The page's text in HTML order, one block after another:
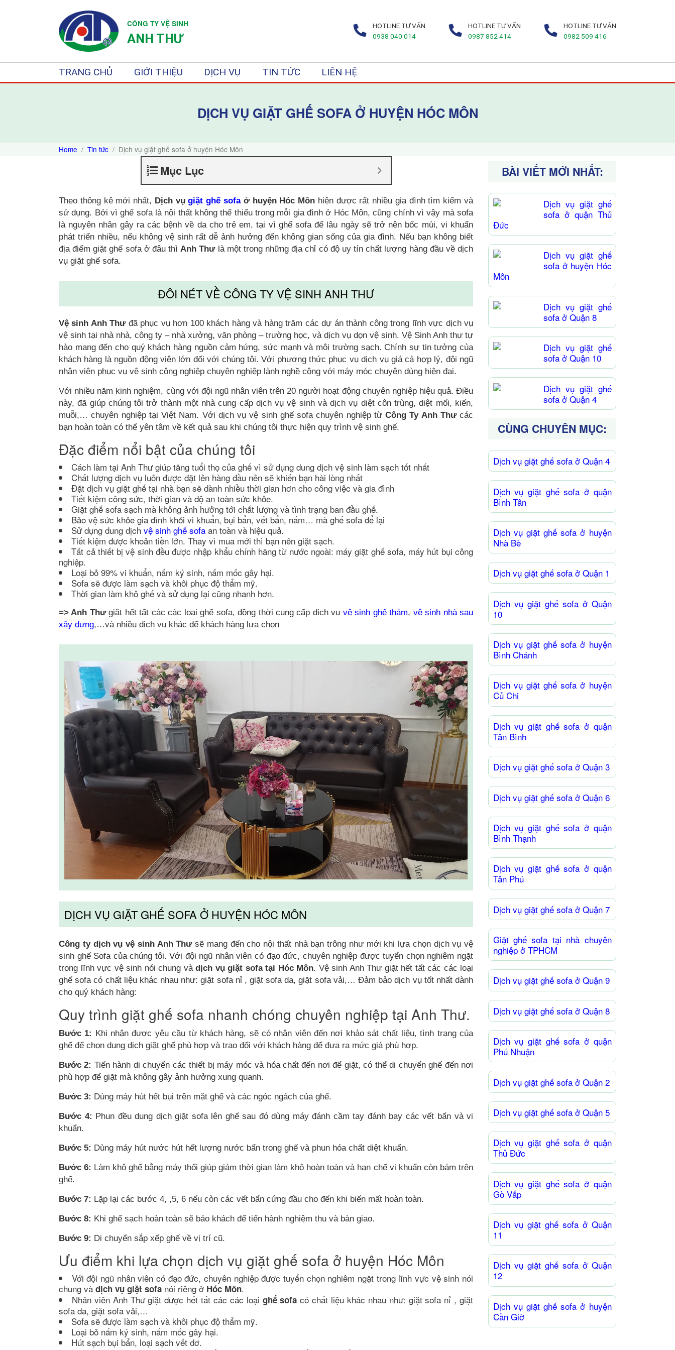
CÔNG TY VỆ SINH
ANH THƯ
HOTLINE TƯ VẤN
0938 040 014
HOTLINE TƯ VẤN
0987 852 414
HOTLINE TƯ VẤN
0982 509 416
TRANG CHỦ GIỚI THIỆU DỊCH VỤ TIN TỨC LIÊN HỆ
DỊCH VỤ GIẶT GHẾ SOFA Ở HUYỆN HÓC MÔN
Home Tin tức Dịch vụ giặt ghế sofa ở huyện Hóc Môn
Mục Lục
Theo thông kê mới nhất, Dịch vụgiặt ghế sofaở huyện Hóc Môn hiện được rất nhiều gia đình tìm kiếm và
sử dụng. Bởi vì ghế sofa là nội thất không thể thiếu trong mỗi gia đình ở Hóc Môn, cũng chính vì vậy mà sofa
là nguyên nhân gây ra các bệnh về da cho trẻ em, tại vì ghế sofa để lâu ngày sẽ trở nên bốc mùi, vi khuẩn
phát triển nhiều, nếu không vệ sinh rất dễ ảnh hưởng đến không gian sống của gia đình. Nếu bạn không biết
địa điểm giặt ghế sofa ở đâu thì Anh Thưlà một trong những địa chỉ có độ uy tín chất lượng hàng đầu về dịch
vụ giặt ghế sofa.
ĐÔI NÉT VỀ CÔNG TY VỆ SINH ANH THƯ
Vệ sinh Anh Thưđã phục vụ hơn 100 khách hàng và hàng trăm các dự án thành công trong lĩnh vực dịch vụ
vệ sinh tại nhà nhà, công ty – nhà xưởng, văn phòng – trường học, và dịch vụ dọn vệ sinh. Vệ Sinh Anh thư tự
hào mang đến cho quý khách hàng nguồn cảm hứng, sức mạnh và môi trường sạch. Chính sự tin tưởng của
khách hàng là nguồn động viên lớn đối với chúng tôi. Với phương thức phục vụ dịch vụ giá cả hợp lý, đội ngũ
nhân viên phục vụ vệ sinh công nghiệp chuyên nghiệp lành nghề cộng với máy móc chuyên dùng hiện đại.
Với nhiều năm kinh nghiệm, cùng với đội ngũ nhân viên trên 20 người hoạt động chuyên nghiệp hiệu quả. Điều
này, đã giúp chúng tôi trở thành một nhà cung cấp dịch vụ vệ sinh và dịch vụ diệt côn trùng, diệt mối, kiến,
muỗi,… chuyên nghiệp tại Việt Nam. Với dịch vụ vệ sinh ghế sofa chuyên nghiệp từ Công Ty Anh Thưcác
bạn hoàn toàn có thể yên tâm về kết quả sau khi chúng tôi thực hiện quy trình vệ sinh ghế.
Đặc điểm nổi bật của chúng tôi
Cách làm tại Anh Thư giúp tăng tuổi thọ của ghế vì sử dụng dung dịch vệ sinh làm sạch tốt nhất
Chất lượng dịch vụ luôn được đặt lên hàng đầu nên sẽ khiến bạn hài lòng nhất
Đặt dịch vụ giặt ghế tại nhà bạn sẽ dành nhiều thời gian hơn cho công việc và gia đình
Tiết kiệm công sức, thời gian và độ an toàn sức khỏe.
Giặt ghế sofa sạch mà không ảnh hưởng tới chất lượng và tình trạng ban đầu ghế.
Bảo vệ sức khỏe gia đình khỏi vi khuẩn, bụi bẩn, vết bẩn, nấm… mà ghế sofa để lại
Sử dụng dung dịch vệ sinh ghế sofa an toàn và hiệu quả.
Tiết kiệm được khoản tiền lớn. Thay vì mua mới thì bạn nên giặt sạch.
Tất cả thiết bị vệ sinh đều được nhập khẩu chính hãng từ nước ngoài: máy giặt ghế sofa, máy hút bụi công
nghiệp.
Loại bỏ 99% vi khuẩn, nấm ký sinh, nấm mốc gây hại.
Sofa sẽ được làm sạch và khôi phục độ thẩm mỹ.
Thời gian làm khô ghế và sử dụng lại cũng nhanh hơn.
=> Anh Thưgiặt hết tất các các loại ghế sofa, đồng thời cung cấp dịch vụ vệ sinh ghế thảm, vệ sinh nhà sau
xây dựng,…và nhiều dịch vụ khác để khách hàng lựa chọn
DỊCH VỤ GIẶT GHẾ SOFA Ở HUYỆN HÓC MÔN
Công ty dịch vụ vệ sinh Anh Thưsẽ mang đến cho nội thất nhà bạn trông như mới khi lựa chọn dịch vụ vệ
sinh ghế Sofa của chúng tôi. Với đội ngũ nhân viên có đạo đức, chuyên nghiệp được tuyển chọn nghiêm ngặt
trong lĩnh vực vệ sinh nói chung và dịch vụ giặt sofa tại Hóc Môn. Vệ sinh Anh Thư giặt hết tất các các loại
ghế sofa có chất liệu khác nhau như: giặt sofa nỉ , giặt sofa da, giặt sofa vải,… Đảm bảo dịch vụ tốt nhất dành
cho quý khách hàng:
Quy trình giặt ghế sofa nhanh chóng chuyên nghiệp tại Anh Thư.
Bước 1: Khi nhận được yêu cầu từ khách hàng, sẽ có nhân viên đến nơi khảo sát chất liệu, tình trạng của
ghế để chọn dung dịch giặt ghế phù hợp và trao đổi với khách hàng để đưa ra mức giá phù hợp.
Bước 2: Tiến hành di chuyển các thiết bị máy móc và hóa chất đến nơi để giặt, có thể di chuyển ghế đến nơi
phù hợp để giặt mà không gây ảnh hưởng xung quanh.
Bước 3: Dùng máy hút hết bụi trên mặt ghế và các ngóc ngách của ghế.
Bước 4: Phun đềudung dịch giặt sofalên ghế sau đó dùng máy đánh cầm tay đánh bay các vết bẩn và vi
khuẩn.
Bước 5: Dùng máy hút nước hút hết lượng nước bẩn trong ghế và phun hóa chất diệt khuẩn.
Bước 6: Làm khô ghế bằng máy thổi giúp giảm thời gian làm khô hoàn toàn và hạn chế vi khuẩn còn bám trên
ghế.
Bước 7: Lặp lại các bước 4, ,5, 6 nếu còn các vết bẩn cứng đầu cho đến khi biến mất hoàn toàn.
Bước 8: Khi ghế sạch hoàn toàn sẽ báo khách để tiến hành nghiệm thu và bàn giao.
Bước 9: Di chuyển sắp xếp ghế về vị trí cũ.
Ưu điểm khi lựa chọn dịch vụ giặt ghế sofa ở huyện Hóc Môn
Với đội ngũ nhân viên có đạo đức, chuyên nghiệp được tuyển chọn nghiêm ngặt trong lĩnh vực vệ sinh nói
chung và dịch vụ giặt sofa nói riêng ở Hóc Môn.
Nhân viên Anh Thư giặt được hết tất các các loại ghế sofa có chất liệu khác nhau như: giặt sofa nỉ , giặt
sofa da, giặt sofa vải,…
Sofa sẽ được làm sạch và khôi phục độ thẩm mỹ.
Loại bỏ nấm ký sinh, nấm mốc gây hại.
Hút sạch bụi bẩn, loại sạch vết dơ.
BÀI VIẾT MỚI NHẤT:
Dịch vụ giặt ghế
sofa ở quận Thủ
Đức
Dịch vụ giặt ghế
sofa ở huyện Hóc
Môn
Dịch vụ giặt ghế
sofa ở Quận 8
Dịch vụ giặt ghế
sofa ở Quận 10
Dịch vụ giặt ghế
sofa ở Quận 4
CÙNG CHUYÊN MỤC:
Dịch vụ giặt ghế sofa ở Quận 4
Dịch vụ giặt ghế sofa ở quận
Bình Tân
Dịch vụ giặt ghế sofa ở huyện
Nhà Bè
Dịch vụ giặt ghế sofa ở Quận 1
Dịch vụ giặt ghế sofa ở Quận
10
Dịch vụ giặt ghế sofa ở huyện
Bình Chánh
Dịch vụ giặt ghế sofa ở huyện
Củ Chi
Dịch vụ giặt ghế sofa ở quận
Tân Bình
Dịch vụ giặt ghế sofa ở Quận 3
Dịch vụ giặt ghế sofa ở Quận 6
Dịch vụ giặt ghế sofa ở quận
Bình Thạnh
Dịch vụ giặt ghế sofa ở quận
Tân Phú
Dịch vụ giặt ghế sofa ở Quận 7
Giặt ghế sofa tại nhà chuyên
nghiệp ở TPHCM
Dịch vụ giặt ghế sofa ở Quận 9
Dịch vụ giặt ghế sofa ở Quận 8
Dịch vụ giặt ghế sofa ở quận
Phú Nhuận
Dịch vụ giặt ghế sofa ở Quận 2
Dịch vụ giặt ghế sofa ở Quận 5
Dịch vụ giặt ghế sofa ở quận
Thủ Đức
Dịch vụ giặt ghế sofa ở quận
Gò Vấp
Dịch vụ giặt ghế sofa ở Quận
11
Dịch vụ giặt ghế sofa ở Quận
12
Dịch vụ giặt ghế sofa ở huyện
Cần Giờ